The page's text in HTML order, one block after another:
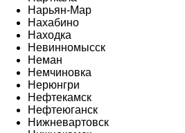
Нарьян-Мар
Нахабино
Находка
Невинномысск
Неман
Немчиновка
Нерюнгри
Нефтекамск
Нефтеюганск
Нижневартовск